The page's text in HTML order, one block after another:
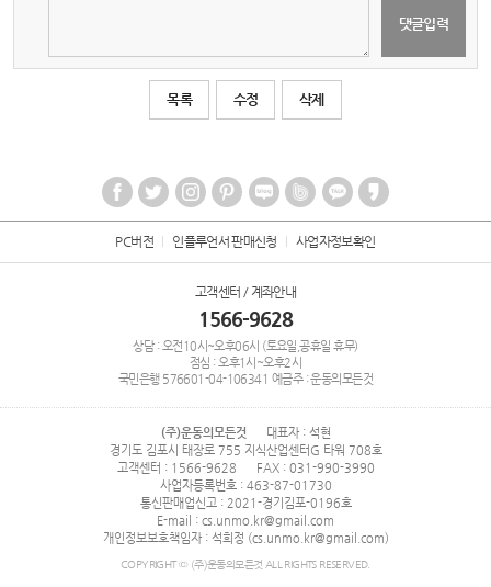
목록 수정 삭제
PC버전 인플루언서 판매신청 사업자정보확인
고객센터 / 계좌안내
1566-9628
상담 : 오전10시~오후06시 (토요일,공휴일 휴무)
점심 : 오후1시~오후2시
국민은행 576601-04-106341 예금주 : 운동의모든것
(주)운동의모든것
대표자 : 석현
경기도 김포시 태장로 755 지식산업센터G 타워 708호
고객센터 : 1566-9628
FAX : 031-990-3990
사업자등록번호 : 463-87-01730
통신판매업신고 : 2021-경기김포-0196호
E-mail : cs.unmo.kr@gmail.com
개인정보보호책임자 : 석희정 (cs.unmo.kr@gmail.com)
COPYRIGHT © (주)운동의모든것 ALL RIGHTS RESERVED.